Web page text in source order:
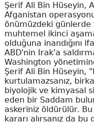
Şerif Ali Bin Hüseyin,
Afganistan
önümüzdeki günlerde
muhtemel ikinci
olduğuna inandığını
ABD'nin Irak'a
Washington
Şerif Ali Bin Hüseyin,
kurtulamazsanız,
biyolojik ve kimyasal
eden bir Saddam
askeriniz öldürülür.
kararı alırsanız da